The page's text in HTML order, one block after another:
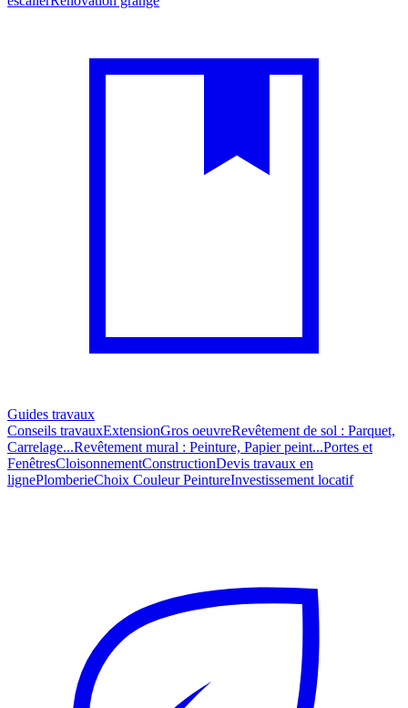
Guides travaux
Conseils travauxExtensionGros oeuvreRevêtement de sol : Parquet,
Carrelage...Revêtement mural : Peinture, Papier peint...Portes et
FenêtresCloisonnementConstructionDevis travaux en
lignePlomberieChoix Couleur PeintureInvestissement locatif